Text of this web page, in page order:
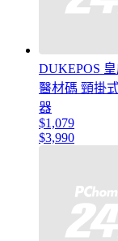
DUKEPOS
醫材碼 頸掛
器
$1,079
$3,990